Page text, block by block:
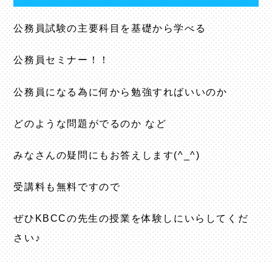
公務員試験の主要科目を基礎から学べる
公務員セミナー！！
公務員になる為に何から勉強すればいいのか
どのような問題がでるのか など
みなさんの疑問にもお答えします(^_^)
受講料も無料ですので
ぜひKBCCの先生の授業を体験しにいらしてくだ
さい♪